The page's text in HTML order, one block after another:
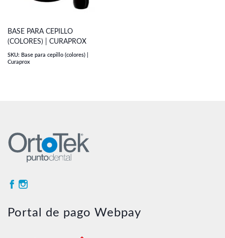
BASE PARA CEPILLO
(COLORES) | CURAPROX
SKU: Base para cepillo (colores) |
Curaprox
Portal de pago Webpay